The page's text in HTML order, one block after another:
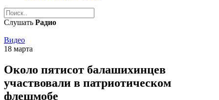
Слушать Радио
Видео
18 марта
Около пятисот балашихинцев
участвовали в патриотическом
флешмобе